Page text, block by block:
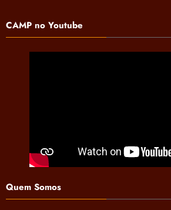
CAMP no Youtube
Quem Somos